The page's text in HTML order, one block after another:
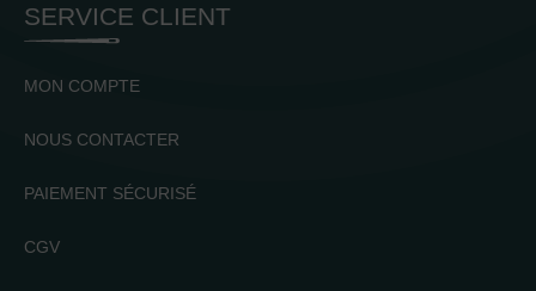
SERVICE CLIENT
MON COMPTE
NOUS CONTACTER
PAIEMENT SÉCURISÉ
CGV